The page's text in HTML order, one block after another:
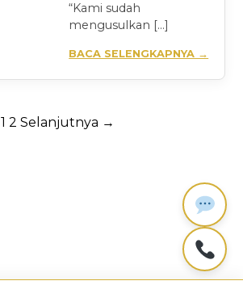
“Kami sudah
mengusulkan […]
BACA SELENGKAPNYA →
1 2 Selanjutnya →